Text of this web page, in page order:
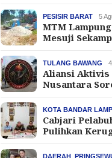
PESISIR BARAT 5
MTM
Mesuji
TULANG BAWANG
Aliansi Aktivis
Nusantara
KOTA BANDAR
Cabjari
Pulihkan
DAERAH ,